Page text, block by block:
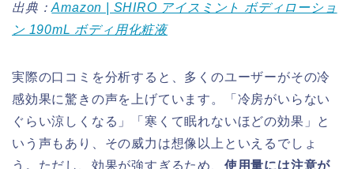
出典：Amazon | SHIRO アイスミント ボディローショ
ン 190mL ボディ用化粧液
実際の口コミを分析すると、多くのユーザーがその冷
感効果に驚きの声を上げています。「冷房がいらない
ぐらい涼しくなる」「寒くて眠れないほどの効果」と
いう声もあり、その威力は想像以上といえるでしょ
う。ただし、効果が強すぎるため、 使用量には注意が